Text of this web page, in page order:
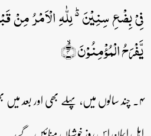
فِیۡ بِضۡعِ سِنِیۡنَ ۬ؕ لِلّٰہِ الۡاَمۡرُ
یَّفۡرَحُ الۡمُؤۡمِنُوۡنَ ۙ﴿۴﴾
۴۔ چند سالوں میں، پہلے بھی اور بعد